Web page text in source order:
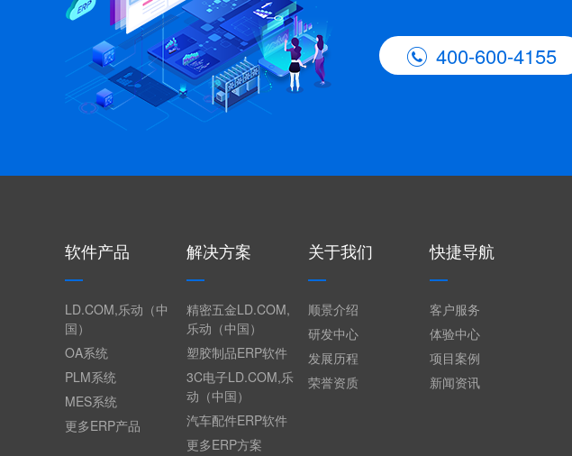
 400-600-4155
软件产品
LD.COM,乐动（中
国）
OA系统
PLM系统
MES系统
更多ERP产品
解决方案
精密五金LD.COM,
乐动（中国）
塑胶制品ERP软件
3C电子LD.COM,乐
动（中国）
汽车配件ERP软件
更多ERP方案
关于我们
顺景介绍
研发中心
发展历程
荣誉资质
快捷导航
客户服务
体验中心
项目案例
新闻资讯